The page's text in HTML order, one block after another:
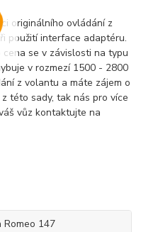
originálního ovládání z
použití interface adaptéru.
se v závislosti na typu
v rozmezí 1500 - 2800
z volantu a máte zájem o
této sady, tak nás pro více
vůz kontaktujte na
Romeo 147